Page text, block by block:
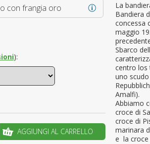
È il tuo primo ordine?
CREA UN NUOVO
La
Bandiera
concessa
maggio
Sbarco
centro los
uno
Amalfi).
Abbiamo
croce di
croce di
marinara
e la croce
con frangia oro
):
AGGIUNGI AL CARRELLO